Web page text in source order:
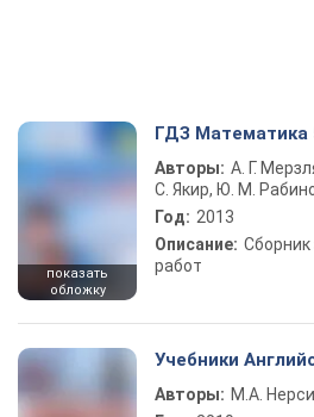
показать
обложку
ГДЗ Математика
Авторы: А. Г.
С. Якир, Ю. М.
Год: 2013
Описание: Сборник
работ
Учебники
Авторы: М.А.